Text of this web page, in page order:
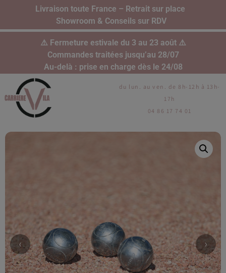
Livraison toute France – Retrait sur place
Showroom & Conseils sur RDV
⚠️ Fermeture estivale du 3 au 23 août ⚠️
Commandes traitées jusqu’au 28/07
Au-delà : prise en charge dès le 24/08
du lun. au ven. de 8h-12h à 13h-
17h
04 86 17 74 01